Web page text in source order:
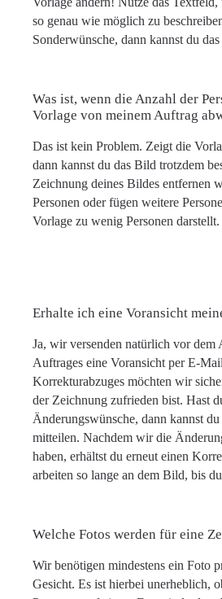
so genau wie möglich zu
Sonderwünsche, dann kannst du
Was ist, wenn die Anzahl der
Vorlage von meinem Auftrag
Das ist kein Problem. Zeigt die
dann kannst du das Bild trotzdem
Zeichnung deines Bildes entfernen
Personen oder fügen weitere
Vorlage zu wenig Personen darstellt.
Erhalte ich eine Voransicht
Ja, wir versenden natürlich vor dem
Auftrages eine Voransicht per E-
Korrekturabzuges möchten wir
der Zeichnung zufrieden bist. Hast
Änderungswünsche, dann kannst
mitteilen. Nachdem wir die
haben, erhältst du erneut einen
arbeiten so lange an dem Bild, bis
Welche Fotos werden für eine
Wir benötigen mindestens ein Foto
Gesicht. Es ist hierbei unerheblich,